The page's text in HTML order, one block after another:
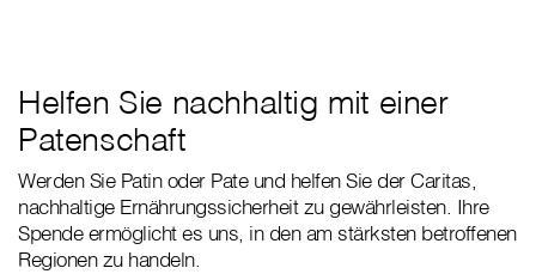
Helfen Sie nachhaltig mit einer
Patenschaft
Werden Sie Patin oder Pate und helfen Sie der Caritas,
nachhaltige Ernährungssicherheit zu gewährleisten. Ihre
Spende ermöglicht es uns, in den am stärksten betroffenen
Regionen zu handeln.